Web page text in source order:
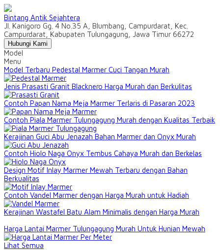
Bintang Antik Sejahtera
Jl. Kanigoro Gg. 4 No.35 A, Blumbang, Campurdarat, Kec.
Campurdarat, Kabupaten Tulungagung, Jawa Timur 66272
Hubungi Kami
Model
Menu
Model Terbaru Pedestal Marmer Cuci Tangan Murah
Jenis Prasasti Granit Blacknero Harga Murah dan Berkulitas
Contoh Papan Nama Meja Marmer Terlaris di Pasaran 2023
Contoh Piala Marmer Tulungagung Murah dengan Kualitas Terbaik
Kerajinan Guci Abu Jenazah Bahan Marmer dan Onyx Murah
Contoh Hiolo Naga Onyx Tembus Cahaya Murah dan Berkelas
Design Motif Inlay Marmer Mewah Terbaru dengan Bahan
Berkualitas
Contoh Vandel Marmer dengan Harga Murah untuk Hadiah
Kerajinan Wastafel Batu Alam Minimalis dengan Harga Murah
Harga Lantai Marmer Tulungagung Murah Untuk Hunian Mewah
Lihat Semua